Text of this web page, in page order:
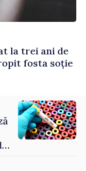
la trei ani de
fosta soție